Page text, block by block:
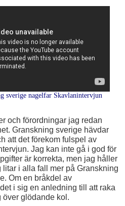
sverige nagelfar Skavlanintervjun
och förordningar jag redan
Granskning sverige hävdar
att det förekom fulspel av
Jag kan inte gå i god för
är korrekta, men jag håller
i alla fall mer på Granskning
Om en bråkdel av
i sig en anledning till att raka
över glödande kol.